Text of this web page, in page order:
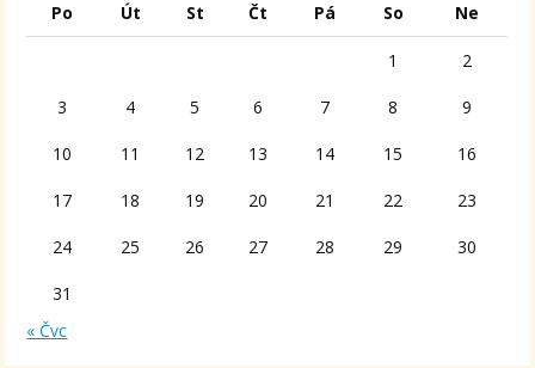
Po Út St Čt Pá So Ne
1 2
3 4 5 6 7 8 9
10 11 12 13 14 15 16
17 18 19 20 21 22 23
24 25 26 27 28 29 30
31
« Čvc